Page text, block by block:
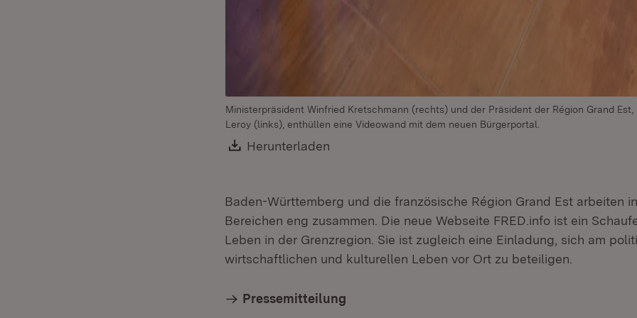
Ministerpräsident Winfried Kretschmann (rechts) und der Präsident der Région Grand Est,
Leroy (links), enthüllen eine Videowand mit dem neuen Bürgerportal.
Download:
Herunterladen
Baden-Württemberg und die französische Région Grand Est arbeiten
Bereichen eng zusammen. Die neue Webseite FRED.info ist ein
Leben in der Grenzregion. Sie ist zugleich eine Einladung, sich am
wirtschaftlichen und kulturellen Leben vor Ort zu beteiligen.
Pressemitteilung